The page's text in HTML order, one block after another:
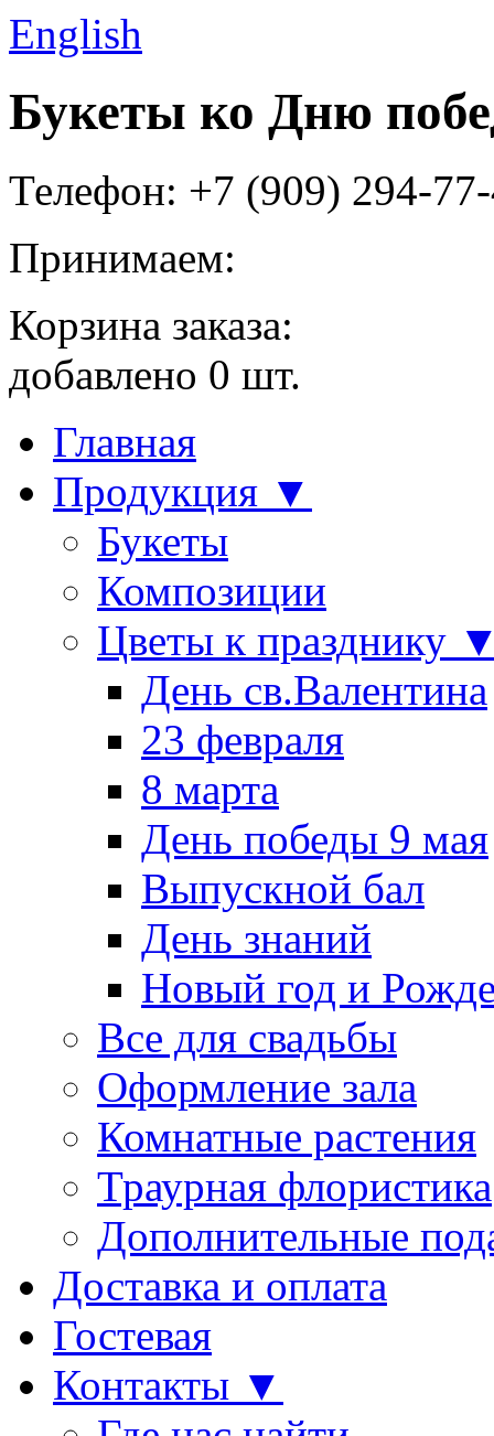
English
Букеты ко Дню
Телефон: +7 (909) 294-
Принимаем:
Корзина заказа:
добавлено 0 шт.
Главная
Продукция ▼
Букеты
Композиции
Цветы к празднику
День св.Валентина
23 февраля
8 марта
День победы 9 мая
Выпускной бал
День знаний
Новый год и
Все для свадьбы
Оформление зала
Комнатные растения
Траурная флористика
Дополнительные
Доставка и оплата
Гостевая
Контакты ▼